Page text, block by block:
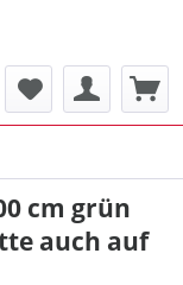
cm grün
auch auf